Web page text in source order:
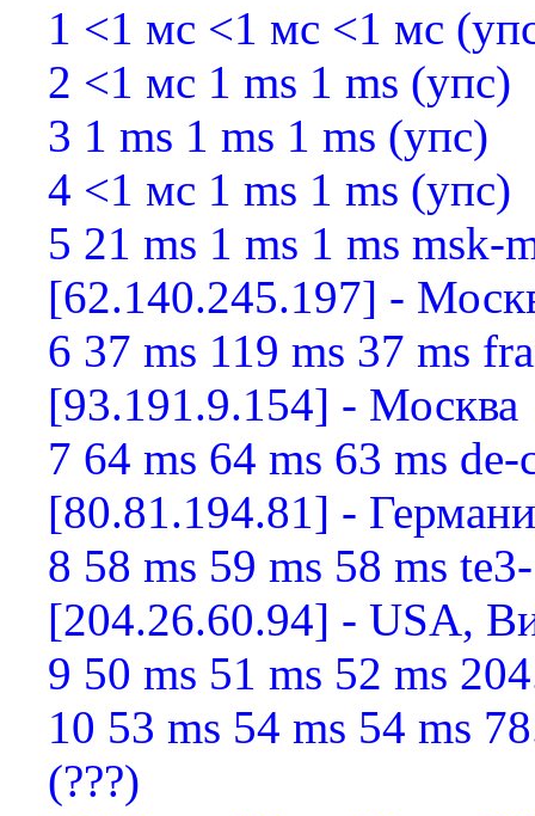
1 <1 мс <1 мс <1 мс
2 <1 мс 1 ms 1 ms (упс)
3 1 ms 1 ms 1 ms (упс)
4 <1 мс 1 ms 1 ms (упс)
5 21 ms 1 ms 1 ms msk-
[62.140.245.197] -
6 37 ms 119 ms 37 ms
[93.191.9.154] - Москва
7 64 ms 64 ms 63 ms
[80.81.194.81] -
8 58 ms 59 ms 58 ms
[204.26.60.94] - USA,
9 50 ms 51 ms 52 ms
10 53 ms 54 ms 54 ms
(???)